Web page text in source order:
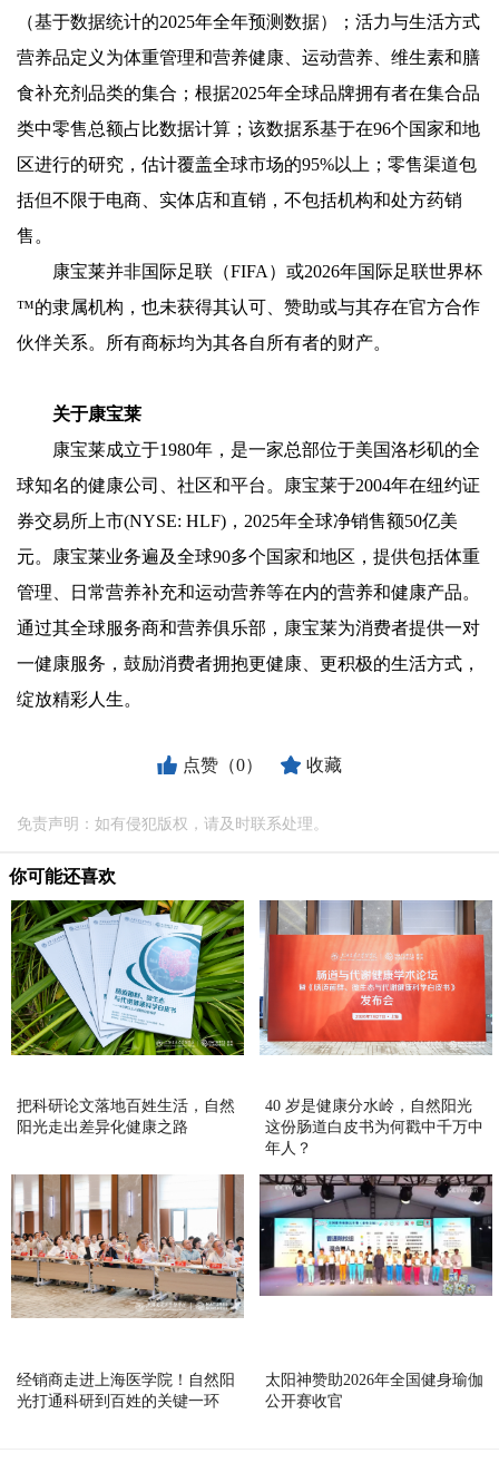
（基于数据统计的2025年全年预测数据）；活力与生活方式
营养品定义为体重管理和营养健康、运动营养、维生素和膳
食补充剂品类的集合；根据2025年全球品牌拥有者在集合品
类中零售总额占比数据计算；该数据系基于在96个国家和地
区进行的研究，估计覆盖全球市场的95%以上；零售渠道包
括但不限于电商、实体店和直销，不包括机构和处方药销
售。
康宝莱并非国际足联（FIFA）或2026年国际足联世界杯
™的隶属机构，也未获得其认可、赞助或与其存在官方合作
伙伴关系。所有商标均为其各自所有者的财产。
关于康宝莱
康宝莱成立于1980年，是一家总部位于美国洛杉矶的全
球知名的健康公司、社区和平台。康宝莱于2004年在纽约证
券交易所上市(NYSE: HLF)，2025年全球净销售额50亿美
元。康宝莱业务遍及全球90多个国家和地区，提供包括体重
管理、日常营养补充和运动营养等在内的营养和健康产品。
通过其全球服务商和营养俱乐部，康宝莱为消费者提供一对
一健康服务，鼓励消费者拥抱更健康、更积极的生活方式，
绽放精彩人生。
点赞（0） 收藏
免责声明：如有侵犯版权，请及时联系处理。
你可能还喜欢
把科研论文落地百姓生活，自然
阳光走出差异化健康之路
40 岁是健康分水岭，自然阳光
这份肠道白皮书为何戳中千万中
年人？
经销商走进上海医学院！自然阳
光打通科研到百姓的关键一环
太阳神赞助2026年全国健身瑜伽
公开赛收官